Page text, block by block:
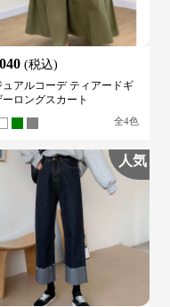
(税込)
ュアルコーデ ティアードギ
ーロングスカート
全4色
人気